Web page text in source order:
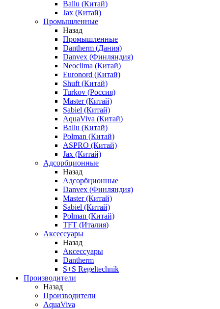
Ballu (Китай)
Jax (Китай)
Промышленные
Назад
Промышленные
Dantherm (Дания)
Danvex (Финляндия)
Neoclima (Китай)
Euronord (Китай)
Shuft (Китай)
Turkov (Россия)
Master (Китай)
Sabiel (Китай)
AquaViva (Китай)
Ballu (Китай)
Polman (Китай)
ASPRO (Китай)
Jax (Китай)
Адсорбционные
Назад
Адсорбционные
Danvex (Финляндия)
Master (Китай)
Sabiel (Китай)
Polman (Китай)
TFT (Италия)
Аксессуары
Назад
Аксессуары
Dantherm
S+S Regeltechnik
Производители
Назад
Производители
AquaViva